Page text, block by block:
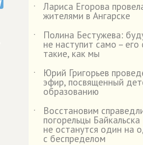
˙ Лариса Егорова
жителями в Ангарске
˙
Полина Бестужева:
не наступит само –
такие, как мы
˙
Юрий Григорьев
эфир, посвященный
образованию
˙
Восстановим
погорельцы Байкальска
не останутся один на
с беспределом